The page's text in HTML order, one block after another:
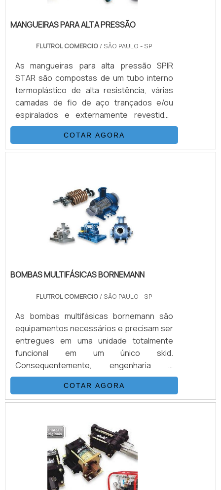
MANGUEIRAS PARA ALTA PRESSÃO
FLUTROL COMERCIO / SÃO PAULO - SP
As mangueiras para alta pressão SPIR
STAR são compostas de um tubo interno
termoplástico de alta resistência, várias
camadas de fio de aço trançados e/ou
espiralados e externamente revestidas
com uma capa de poliamida (nylon) ou
poliuretano. Esta combinação, adicionada a
um processo único de trançagem
propriedades: Desenvolvida para alta e
altíssimas pressões (3.200 Bar) Excelentes
características de vazão Baixa expansão
COTAR AGORA
BOMBAS MULTIFÁSICAS BORNEMANN
FLUTROL COMERCIO / SÃO PAULO - SP
As bombas multifásicas bornemann são
equipamentos necessários e precisam ser
entregues em uma unidade totalmente
funcional em um único skid.
Consequentemente, engenharia e
construção são diretas e muito mais
rápidas. Os selos mecânicos utilizados,
aprovados em centenas de aplicações ao
unidades garantem o atendimento às mais
severas normas ambientais. O desenho
compacto das unidades permite ainda a
redução do espaço requerido para
instalação, resultando em .
COTAR AGORA